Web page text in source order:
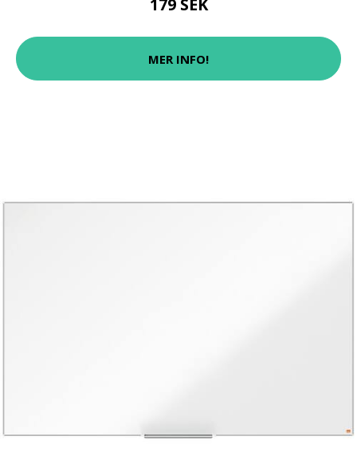
179 SEK
MER INFO!